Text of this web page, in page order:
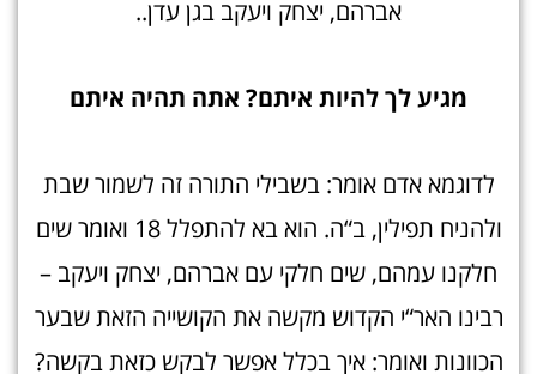
אברהם, יצחק ויעקב בגן עדן..
מגיע לך להיות איתם? אתה תהיה איתם
לדוגמא אדם אומר: בשבילי התורה זה לשמור שבת
ולהניח תפילין, ב“ה. הוא בא להתפלל 18 ואומר שים
חלקנו עמהם, שים חלקי עם אברהם, יצחק ויעקב –
רבינו האר“י הקדוש מקשה את הקושייה הזאת שבער
הכוונות ואומר: איך בכלל אפשר לבקש כזאת בקשה?